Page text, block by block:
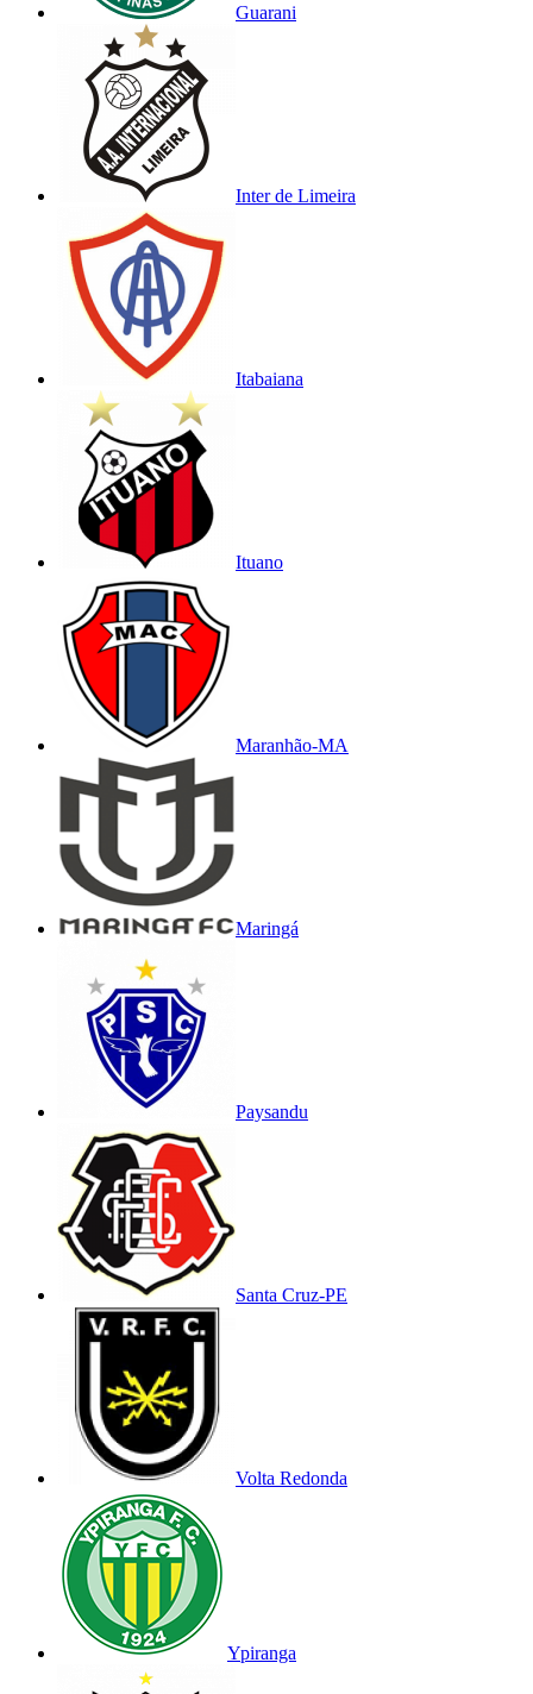
Guarani
Inter de Limeira
Itabaiana
Ituano
Maranhão-MA
Maringá
Paysandu
Santa Cruz-PE
Volta Redonda
Ypiranga